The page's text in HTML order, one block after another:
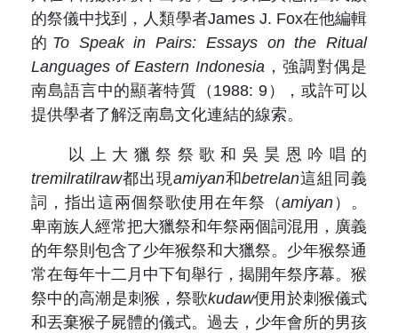
的祭儀中找到，人類學者James J. Fox在他編輯
的 To Speak in Pairs: Essays on the Ritual
Languages of Eastern Indonesia，強調對偶是
南島語言中的顯著特質（1988: 9），或許可以
提供學者了解泛南島文化連結的線索。
以上大獵祭祭歌和吳昊恩吟唱的
tremilratilraw都出現amiyan和betrelan這組同義
詞，指出這兩個祭歌使用在年祭（amiyan ）。
卑南族人經常把大獵祭和年祭兩個詞混用，廣義
的年祭則包含了少年猴祭和大獵祭。少年猴祭通
常在每年十二月中下旬舉行，揭開年祭序幕。猴
祭中的高潮是刺猴，祭歌kudaw便用於刺猴儀式
和丟棄猴子屍體的儀式。過去，少年會所的男孩